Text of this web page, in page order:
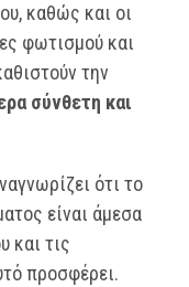
καθώς και οι
φωτισμού και
την
σύνθετη και
ότι το
είναι άμεσα
και τις
προσφέρει.